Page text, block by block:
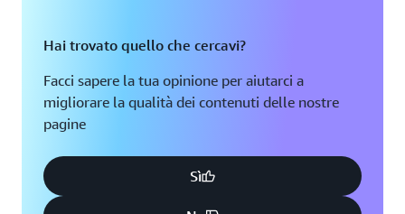
Hai trovato quello che cercavi?
Facci sapere la tua opinione per aiutarci a
migliorare la qualità dei contenuti delle nostre
pagine
Sì